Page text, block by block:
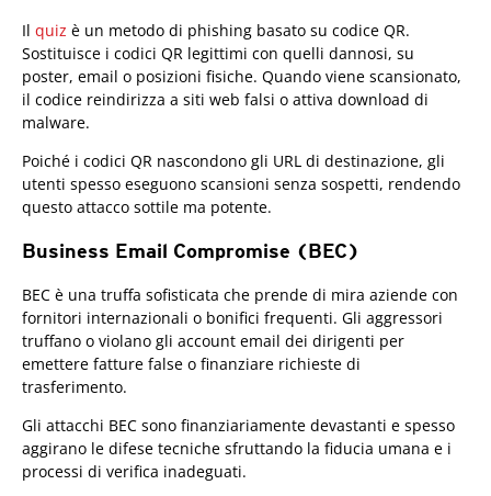
Il quiz è un metodo di phishing basato su codice QR.
Sostituisce i codici QR legittimi con quelli dannosi, su
poster, email o posizioni fisiche. Quando viene scansionato,
il codice reindirizza a siti web falsi o attiva download di
malware.
Poiché i codici QR nascondono gli URL di destinazione, gli
utenti spesso eseguono scansioni senza sospetti, rendendo
questo attacco sottile ma potente.
Business Email Compromise (BEC)
BEC è una truffa sofisticata che prende di mira aziende con
fornitori internazionali o bonifici frequenti. Gli aggressori
truffano o violano gli account email dei dirigenti per
emettere fatture false o finanziare richieste di
trasferimento.
Gli attacchi BEC sono finanziariamente devastanti e spesso
aggirano le difese tecniche sfruttando la fiducia umana e i
processi di verifica inadeguati.